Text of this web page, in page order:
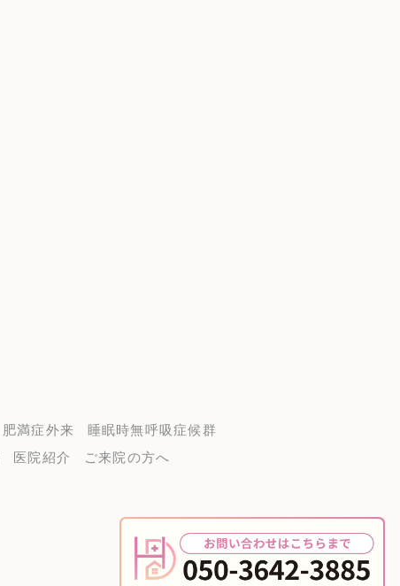
肥満症外来
睡眠時無呼吸症候群
医院紹介
ご来院の方へ